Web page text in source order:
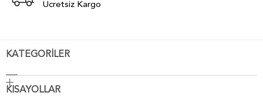
Ücretsiz Kargo
KATEGORİLER
KISAYOLLAR